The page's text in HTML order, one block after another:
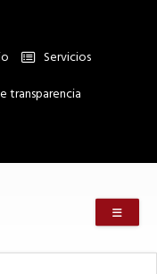
Servicios
transparencia